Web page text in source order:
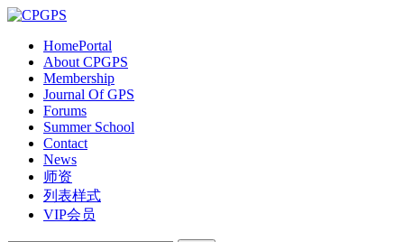
HomePortal
About CPGPS
Membership
Journal Of GPS
Forums
Summer School
Contact
News
师资
列表样式
VIP会员